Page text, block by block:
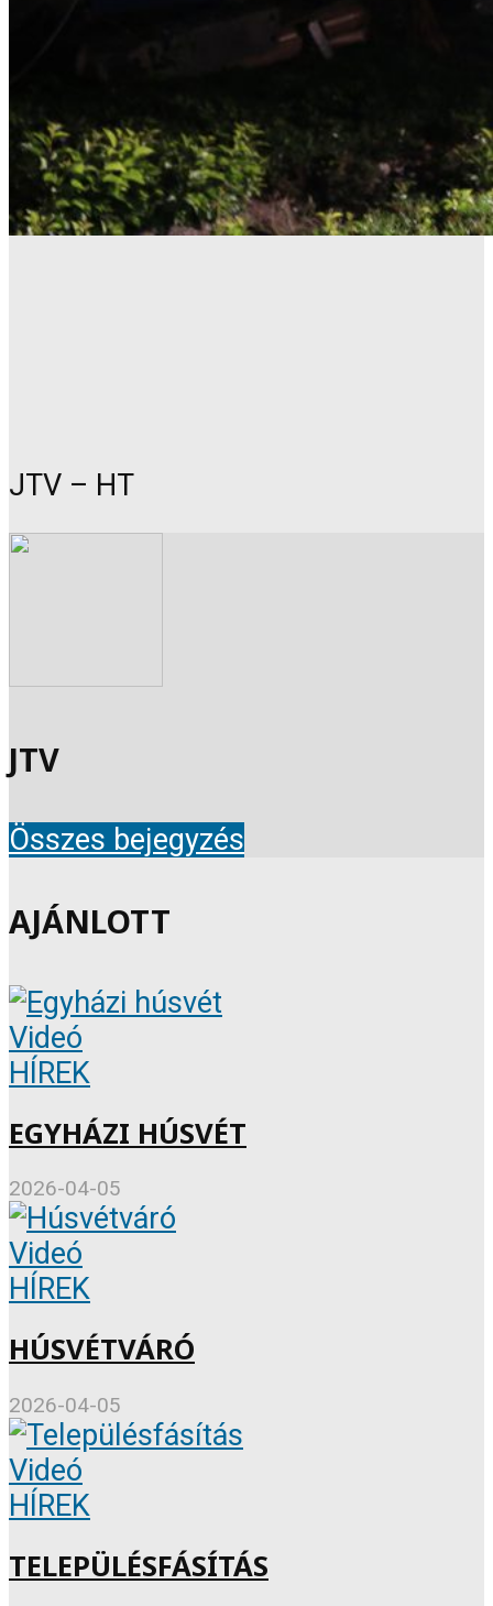
JTV – HT
JTV
Összes bejegyzés
AJÁNLOTT
Videó
HÍREK
EGYHÁZI HÚSVÉT
2026-04-05
Videó
HÍREK
HÚSVÉTVÁRÓ
2026-04-05
Videó
HÍREK
TELEPÜLÉSFÁSÍTÁS